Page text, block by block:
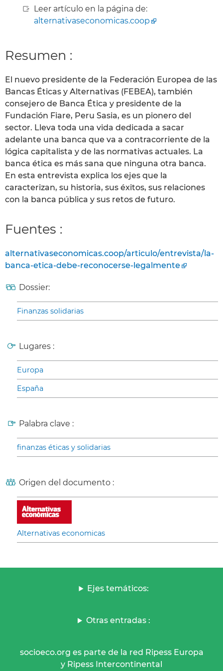
Leer artículo en la página de:
alternativaseconomicas.coop
Resumen :
El nuevo presidente de la Federación Europea de las
Bancas Éticas y Alternativas (FEBEA), también
consejero de Banca Ética y presidente de la
Fundación Fiare, Peru Sasia, es un pionero del
sector. Lleva toda una vida dedicada a sacar
adelante una banca que va a contracorriente de la
lógica capitalista y de las normativas actuales. La
banca ética es más sana que ninguna otra banca.
En esta entrevista explica los ejes que la
caracterizan, su historia, sus éxitos, sus relaciones
con la banca pública y sus retos de futuro.
Fuentes :
alternativaseconomicas.coop/articulo/entrevista/la-
banca-etica-debe-reconocerse-legalmente
Dossier:
Finanzas solidarias
Lugares :
Europa
España
Palabra clave :
finanzas éticas y solidarias
Origen del documento :
Alternativas economicas
Ejes temáticos:
Otras entradas :
socioeco.org es parte de la red Ripess Europa
y Ripess Intercontinental